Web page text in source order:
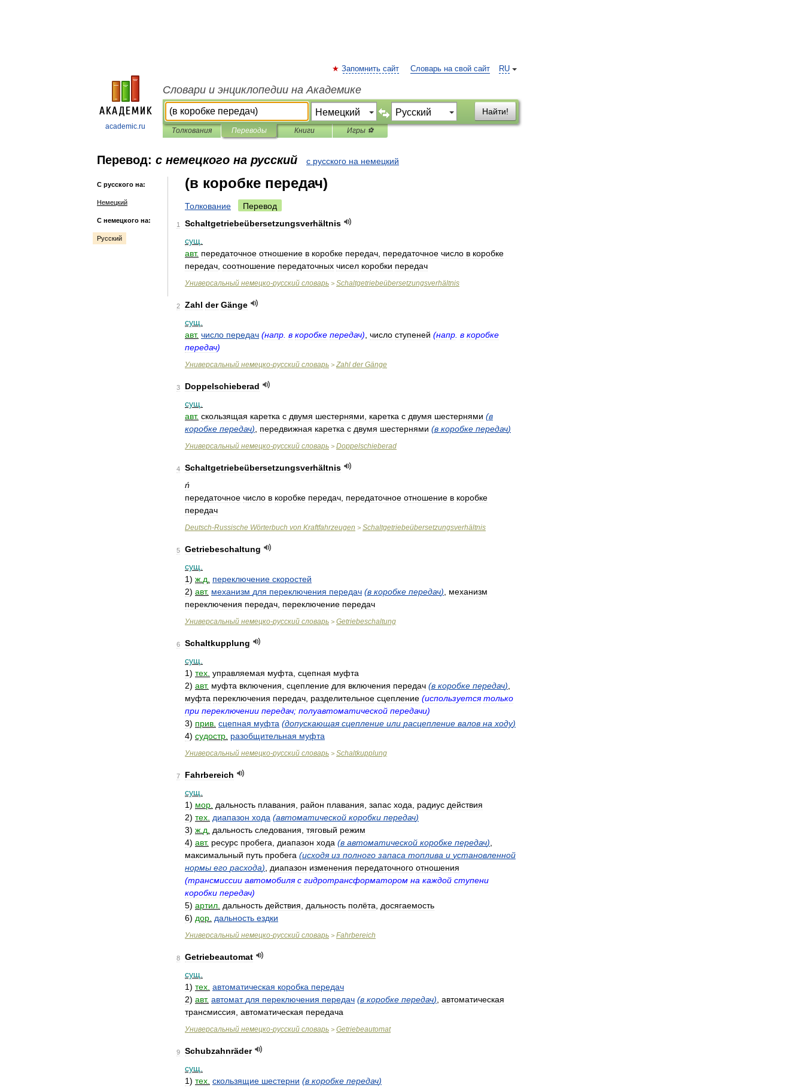
academic.ru
RU
Запомнить сайт Словарь на свой сайт
Словари и энциклопедии на Академике
Найти!
Толкования Переводы Книги Игры ⚽
Перевод: с немецкого на русский с русского на немецкий
С русского на:
Немецкий
С немецкого на:
Русский
(в коробке передач)
Толкование Перевод
1
Schaltgetriebeübersetzungsverhältnis
сущ
авт. передаточное отношение в коробке передач передаточное число в коробке
передач соотношение передаточных чисел коробки передач
Универсальный немецко-русский словарь > Schaltgetriebeübersetzungsverhältnis
2 Zahl der Gänge
сущ
авт. число передач (напр в коробке передач) число ступеней (напр в коробке
передач)
Универсальный немецко-русский словарь > Zahl der Gänge
3
Doppelschieberad
сущ
авт. скользящая каретка с двумя шестернями каретка с двумя шестернями (в
коробке передач) передвижная каретка с двумя шестернями (в коробке передач)
Универсальный немецко-русский словарь > Doppelschieberad
4
Schaltgetriebeübersetzungsverhältnis
ń
передаточное число в коробке передач передаточное отношение в коробке
передач
Deutsch-Russische Wörterbuch von Kraftfahrzeugen > Schaltgetriebeübersetzungsverhältnis
5
Getriebeschaltung
сущ
1) ж д переключение скоростей
2) авт. механизм для переключения передач (в коробке передач)
механизм
переключения передач переключение передач
Универсальный немецко-русский словарь > Getriebeschaltung
6
Schaltkupplung
сущ
1) тех управляемая муфта сцепная муфта
2) авт. муфта включения сцепление для включения передач (в коробке передач)
муфта переключения передач разделительное сцепление (используется только
при переключении передач; полуавтоматической передачи)
3) прив сцепная муфта (допускающая сцепление или расцепление валов на ходу)
4) судостр разобщительная муфта
Универсальный немецко-русский словарь > Schaltkupplung
7
Fahrbereich
сущ
1) мор дальность плавания район плавания запас хода радиус действия
2) тех диапазон хода (автоматической коробки передач)
3) ж д дальность следования тяговый режим
4) авт. ресурс пробега диапазон хода (в автоматической коробке передач)
максимальный путь пробега (исходя из полного запаса топлива и установленной
нормы его расхода) диапазон изменения передаточного отношения
(трансмиссии автомобиля с гидротрансформатором на каждой ступени
коробки передач)
5) артил дальность действия дальность полёта
досягаемость
6) дор дальность ездки
Универсальный немецко-русский словарь > Fahrbereich
8
Getriebeautomat
сущ
1) тех автоматическая коробка передач
2) авт. автомат для переключения передач (в коробке передач) автоматическая
трансмиссия автоматическая передача
Универсальный немецко-русский словарь > Getriebeautomat
9
Schubzahnräder
сущ
1) тех скользящие шестерни (в коробке передач)